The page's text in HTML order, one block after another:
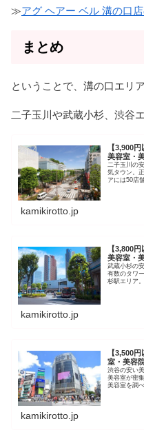
≫アグ ヘアー ベル 溝の口
まとめ
ということで、溝の口エリ
二子玉川や武蔵小杉、渋谷
【3,900
美容室・
二子玉川の
気タウン。
アには50店
kamikirotto.jp
【3,800
美容室・
武蔵小杉の
有数のタワ
杉駅エリア
kamikirotto.jp
【3,500
室・美容
渋谷の安い
美容室が密
美容室を調
kamikirotto.jp